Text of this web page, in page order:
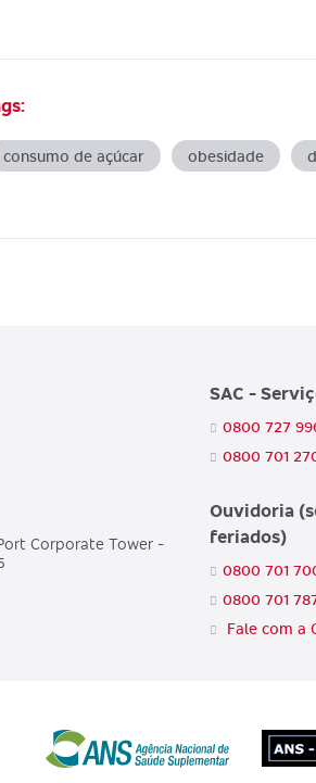
consumo de açúcar obesidade
Corporate Tower -
SAC -
0800 727
0800 701
Ouvidoria
feriados)
0800 701
0800 701
Fale com a